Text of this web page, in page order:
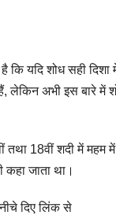
यदि शोध सही दिशा
लेकिन अभी इस बारे में
18वीं शदी में
कहा जाता था।
दिए लिंक से